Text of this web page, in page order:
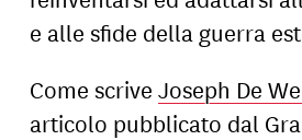
e alle sfide della guerra
Come scriveJoseph De
articolo pubblicato dal